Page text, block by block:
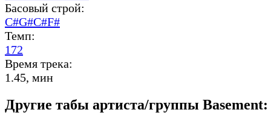
Басовый строй:
C#G#C#F#
Темп:
172
Время трека:
1.45, мин
Другие табы артиста/группы Basement: